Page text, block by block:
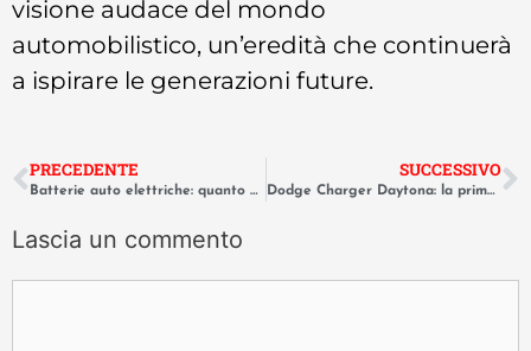
visione audace del mondo
automobilistico, un’eredità che continuerà
a ispirare le generazioni future.
PRECEDENTE
Batterie auto elettriche: quanto durano davvero e come rigenerarle
SUCCESSIVO
Dodge Charger Daytona: la prima auto a superare le 200 miglia orarie
Lascia un commento